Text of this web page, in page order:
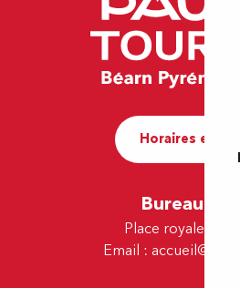
Horaires et
Bureau de
Place royale -
Email :